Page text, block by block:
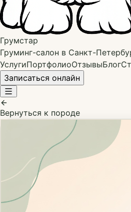
Грумстар
Груминг-салон в Санкт-
УслугиПортфолиоОтзывыБлог
Записаться онлайн
Вернуться к породе